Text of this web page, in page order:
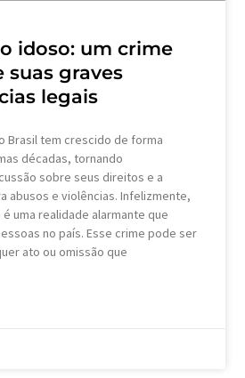
idoso: um crime
suas graves
legais
Brasil tem crescido de forma
décadas, tornando
sobre seus direitos e a
abusos e violências. Infelizmente,
uma realidade alarmante que
no país. Esse crime pode ser
ato ou omissão que